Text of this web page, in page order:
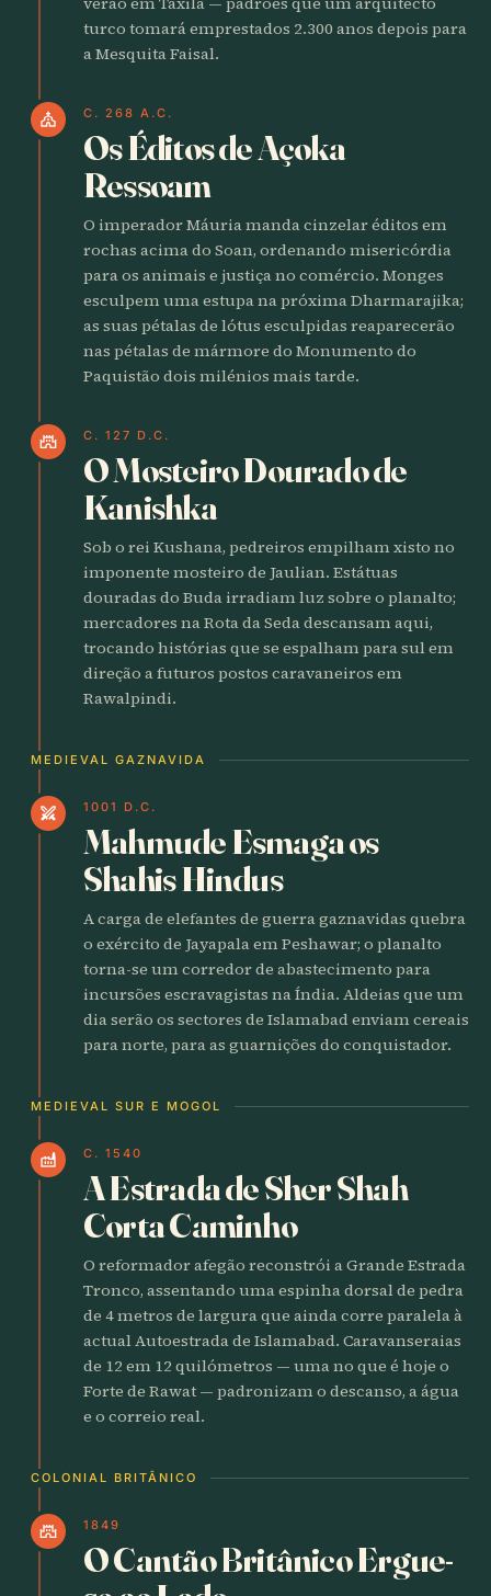
turco tomará emprestados 2.300 anos depois para
a Mesquita Faisal.
church C. 268 A.C.
Os Éditos de Açoka
Ressoam
O imperador Máuria manda cinzelar éditos em
rochas acima do Soan, ordenando misericórdia
para os animais e justiça no comércio. Monges
esculpem uma estupa na próxima Dharmarajika;
as suas pétalas de lótus esculpidas reaparecerão
nas pétalas de mármore do Monumento do
Paquistão dois milénios mais tarde.
castle C. 127 D.C.
O Mosteiro Dourado de
Kanishka
Sob o rei Kushana, pedreiros empilham xisto no
imponente mosteiro de Jaulian. Estátuas
douradas do Buda irradiam luz sobre o planalto;
mercadores na Rota da Seda descansam aqui,
trocando histórias que se espalham para sul em
direção a futuros postos caravaneiros em
Rawalpindi.
MEDIEVAL GAZNAVIDA
swords 1001 D.C.
Mahmude Esmaga os
Shahis Hindus
A carga de elefantes de guerra gaznavidas quebra
o exército de Jayapala em Peshawar; o planalto
torna-se um corredor de abastecimento para
incursões escravagistas na Índia. Aldeias que um
dia serão os sectores de Islamabad enviam cereais
para norte, para as guarnições do conquistador.
MEDIEVAL SUR E MOGOL
factory C. 1540
A Estrada de Sher Shah
Corta Caminho
O reformador afegão reconstrói a Grande Estrada
Tronco, assentando uma espinha dorsal de pedra
de 4 metros de largura que ainda corre paralela à
actual Autoestrada de Islamabad. Caravanseraias
de 12 em 12 quilómetros — uma no que é hoje o
Forte de Rawat — padronizam o descanso, a água
e o correio real.
COLONIAL BRITÂNICO
castle 1849
O Cantão Britânico Ergue-